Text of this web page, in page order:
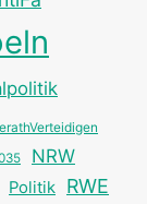
NRW
Politik RWE